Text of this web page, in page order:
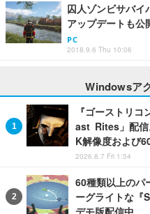
囚人ゾンビサバイ
アップデートも公
PC
2018.9.6 Thu 10:06
Windowsア
『ゴーストリコ
ast Rites」配信
K解像度および
2026.8.7 Fri 1:54
60種類以上のパ
ーグライトな『
デモ版配信中